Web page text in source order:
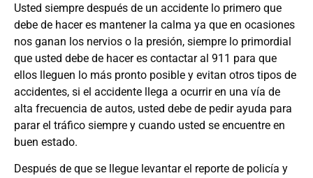
Usted siempre después de un accidente lo primero que
debe de hacer es mantener la calma ya que en ocasiones
nos ganan los nervios o la presión, siempre lo primordial
que usted debe de hacer es contactar al 911 para que
ellos lleguen lo más pronto posible y evitan otros tipos de
accidentes, si el accidente llega a ocurrir en una vía de
alta frecuencia de autos, usted debe de pedir ayuda para
parar el tráfico siempre y cuando usted se encuentre en
buen estado.
Después de que se llegue levantar el reporte de policía y